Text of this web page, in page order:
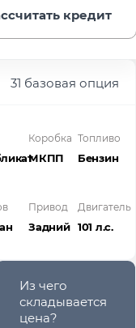
кредит
31 базовая опция
Коробка
МКПП
Топливо
Бензин
Привод
Задний
Двигатель
101 л.с.
Описание
Из чего
складывается
цена?